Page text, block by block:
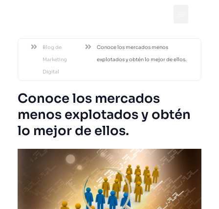
Blog de
Marketing
Digital
Conoce los mercados menos
explotados y obtén lo mejor de ellos.
Conoce los mercados
menos explotados y obtén
lo mejor de ellos.